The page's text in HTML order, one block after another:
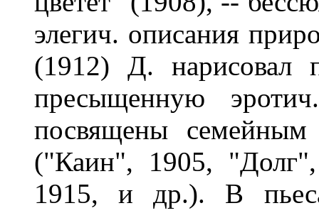
элегич. описания
(1912) Д. нарисовал
пресыщенную
посвящены семейным
("Каин", 1905,
1915, и др.). В